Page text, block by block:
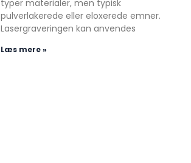
typer materialer, men typisk
pulverlakerede eller eloxerede emner.
Lasergraveringen kan anvendes
Læs mere »